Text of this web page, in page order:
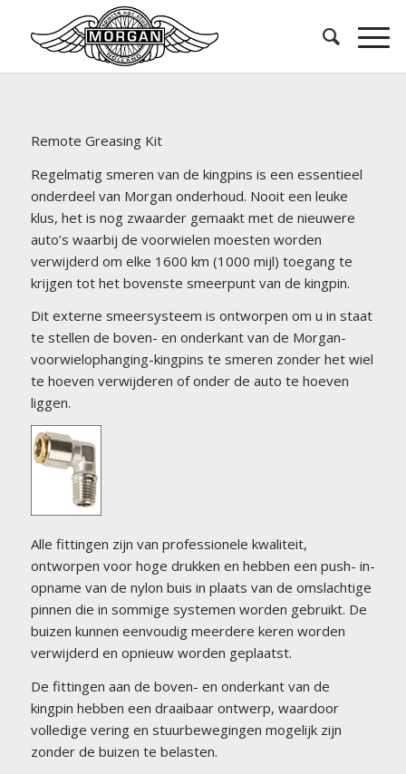
Remote Greasing Kit
Regelmatig smeren van de kingpins is een essentieel
onderdeel van Morgan onderhoud. Nooit een leuke
klus, het is nog zwaarder gemaakt met de nieuwere
auto’s waarbij de voorwielen moesten worden
verwijderd om elke 1600 km (1000 mijl) toegang te
krijgen tot het bovenste smeerpunt van de kingpin.
Dit externe smeersysteem is ontworpen om u in staat
te stellen de boven- en onderkant van de Morgan-
voorwielophanging-kingpins te smeren zonder het wiel
te hoeven verwijderen of onder de auto te hoeven
liggen.
Alle fittingen zijn van professionele kwaliteit,
ontworpen voor hoge drukken en hebben een push- in-
opname van de nylon buis in plaats van de omslachtige
pinnen die in sommige systemen worden gebruikt. De
buizen kunnen eenvoudig meerdere keren worden
verwijderd en opnieuw worden geplaatst.
De fittingen aan de boven- en onderkant van de
kingpin hebben een draaibaar ontwerp, waardoor
volledige vering en stuurbewegingen mogelijk zijn
zonder de buizen te belasten.